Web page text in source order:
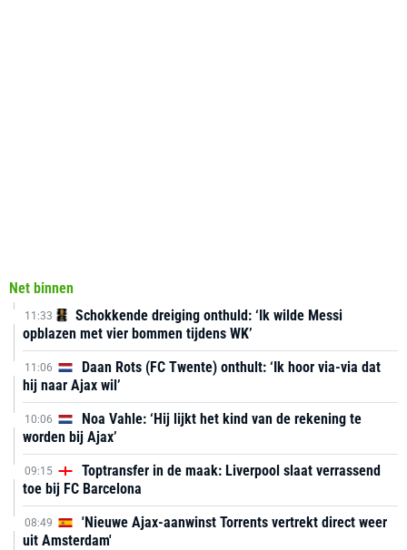
Net binnen
11:33
Schokkende dreiging onthuld: ‘Ik wilde Messi
opblazen met vier bommen tijdens WK’
11:06
Daan Rots (FC Twente) onthult: ‘Ik hoor via-via dat
hij naar Ajax wil’
10:06
Noa Vahle: ‘Hij lijkt het kind van de rekening te
worden bij Ajax’
09:15
Toptransfer in de maak: Liverpool slaat verrassend
toe bij FC Barcelona
08:49
'Nieuwe Ajax-aanwinst Torrents vertrekt direct weer
uit Amsterdam'